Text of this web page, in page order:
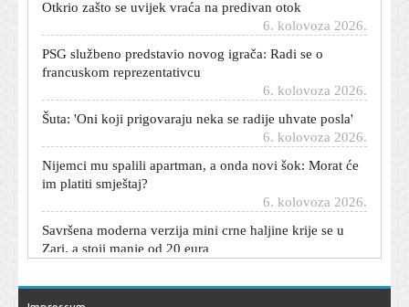
6. kolovoza 2026.
PSG službeno predstavio novog igrača: Radi se o
francuskom reprezentativcu
Šuta: 'Oni koji prigovaraju neka se radije uhvate posla'
6. kolovoza 2026.
Nijemci mu spalili apartman, a onda novi šok: Morat će
im platiti smještaj?
Savršena moderna verzija mini crne haljine krije se u
Zari, a stoji manje od 20 eura